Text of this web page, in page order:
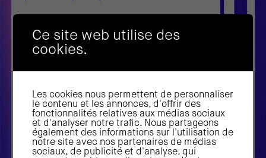
Ce site web utilise des
cookies.
Les cookies nous permettent de personnaliser
le contenu et les annonces, d'offrir des
fonctionnalités relatives aux médias sociaux
et d'analyser notre trafic. Nous partageons
également des informations sur l'utilisation de
notre site avec nos partenaires de médias
sociaux, de publicité et d'analyse, qui